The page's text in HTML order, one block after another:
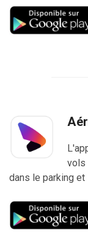
vols
dans le parking